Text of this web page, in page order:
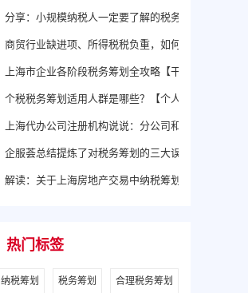
分享：小规模纳税人一定要了解的税务筹划方法！
商贸行业缺进项、所得税税负重，如何合理税务筹划
上海市企业各阶段税务筹划全攻略【干货分享】
个税税务筹划适用人群是哪些？【个人所得税筹划方
上海代办公司注册机构说说：分公司和子公司的区别
企服荟总结提炼了对税务筹划的三大误区
解读：关于上海房地产交易中纳税筹划问题
热门标签
纳税筹划 税务筹划 合理税务筹划